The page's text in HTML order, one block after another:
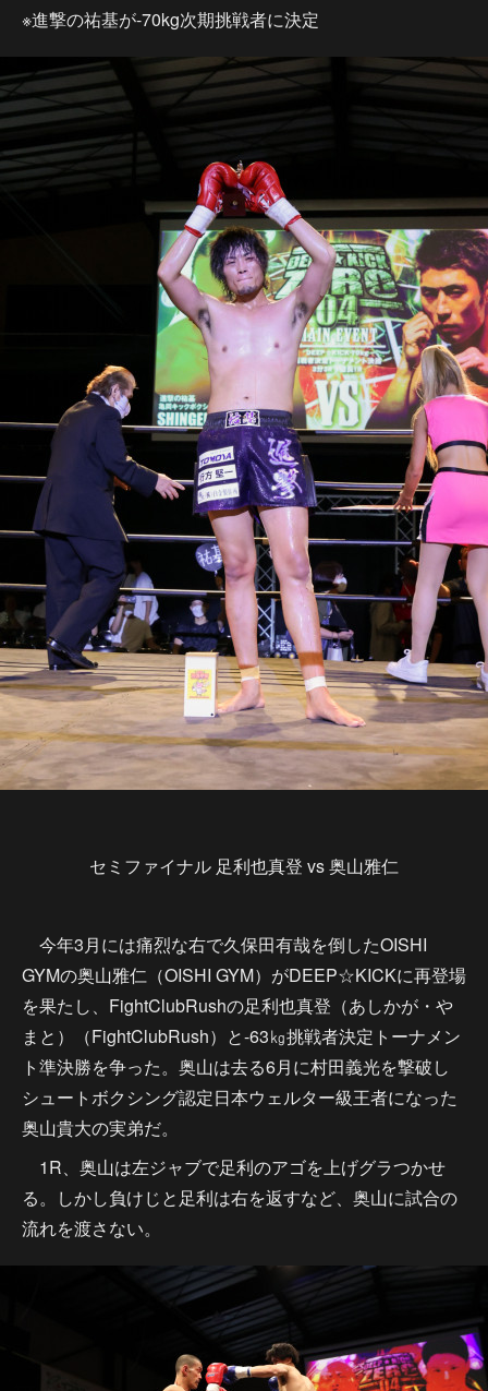
※進撃の祐基が-70kg次期挑戦者に決定
セミファイナル 足利也真登 vs 奥山雅仁
今年3月には痛烈な右で久保田有哉を倒したOISHI
GYMの奥山雅仁（OISHI GYM）がDEEP☆KICKに再登場
を果たし、FightClubRushの足利也真登（あしかが・や
まと）（FightClubRush）と-63㎏挑戦者決定トーナメン
ト準決勝を争った。奥山は去る6月に村田義光を撃破し
シュートボクシング認定日本ウェルター級王者になった
奥山貴大の実弟だ。
1R、奥山は左ジャブで足利のアゴを上げグラつかせ
る。しかし負けじと足利は右を返すなど、奥山に試合の
流れを渡さない。